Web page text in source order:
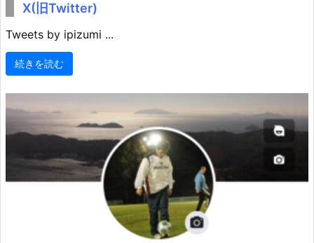
X(旧Twitter)
Tweets by ipizumi ...
続きを読む